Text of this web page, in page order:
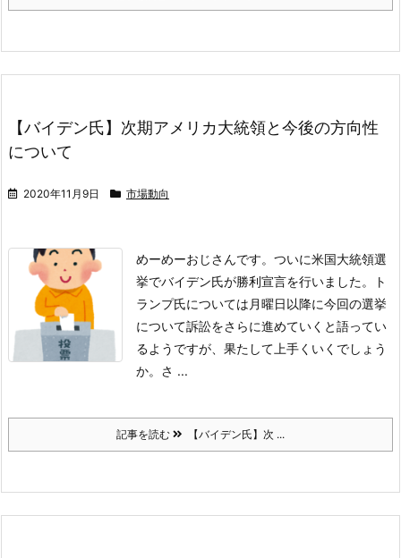
【バイデン氏】次期アメリカ大統領と今後の方向性
について
2020年11月9日 市場動向
めーめーおじさんです。 ついに米国大統領選
挙でバイデン氏が勝利宣言を行いました。ト
ランプ氏については月曜日以降に今回の選挙
について訴訟をさらに進めていくと語ってい
るようですが、果たして上手くいくでしょう
か。 さ ...
記事を読む 【バイデン氏】次 ...